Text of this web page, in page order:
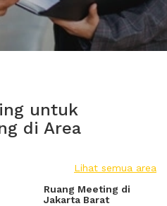
untuk
di Area
Lihat semua area
Ruang Meeting di
Jakarta Barat